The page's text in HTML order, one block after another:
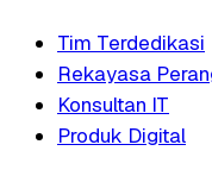
Tim Terdedikasi
Rekayasa
Konsultan IT
Produk Digital